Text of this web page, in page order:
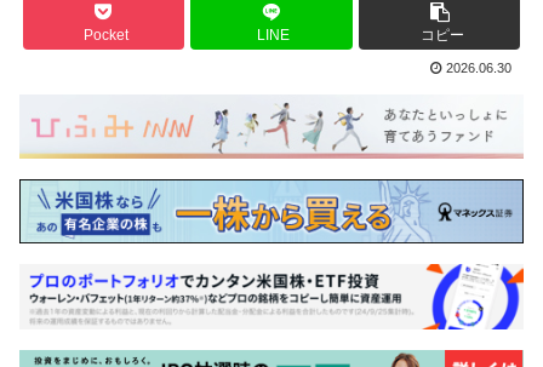
Pocket LINE コピー
2026.06.30